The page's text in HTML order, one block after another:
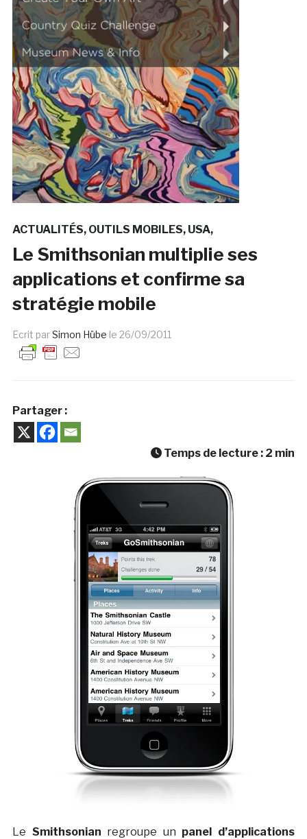
ACTUALITÉS OUTILS MOBILES USA
Le Smithsonian multiplie ses
applications et confirme sa
stratégie mobile
Ecrit parSimon Hübe le 26/09/2011
Partager :
Temps de lecture : 2 min
Le Smithsonian regroupe un panel d’applications